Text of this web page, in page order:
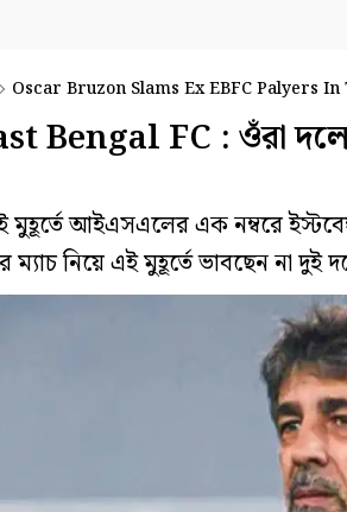
Oscar Bruzon Slams Ex EBFC Palyers
Bengal FC : ওঁরা
আইএসএলের এক নম্বরে
নিয়ে এই মুহূর্তে ভাবছেন না দুই